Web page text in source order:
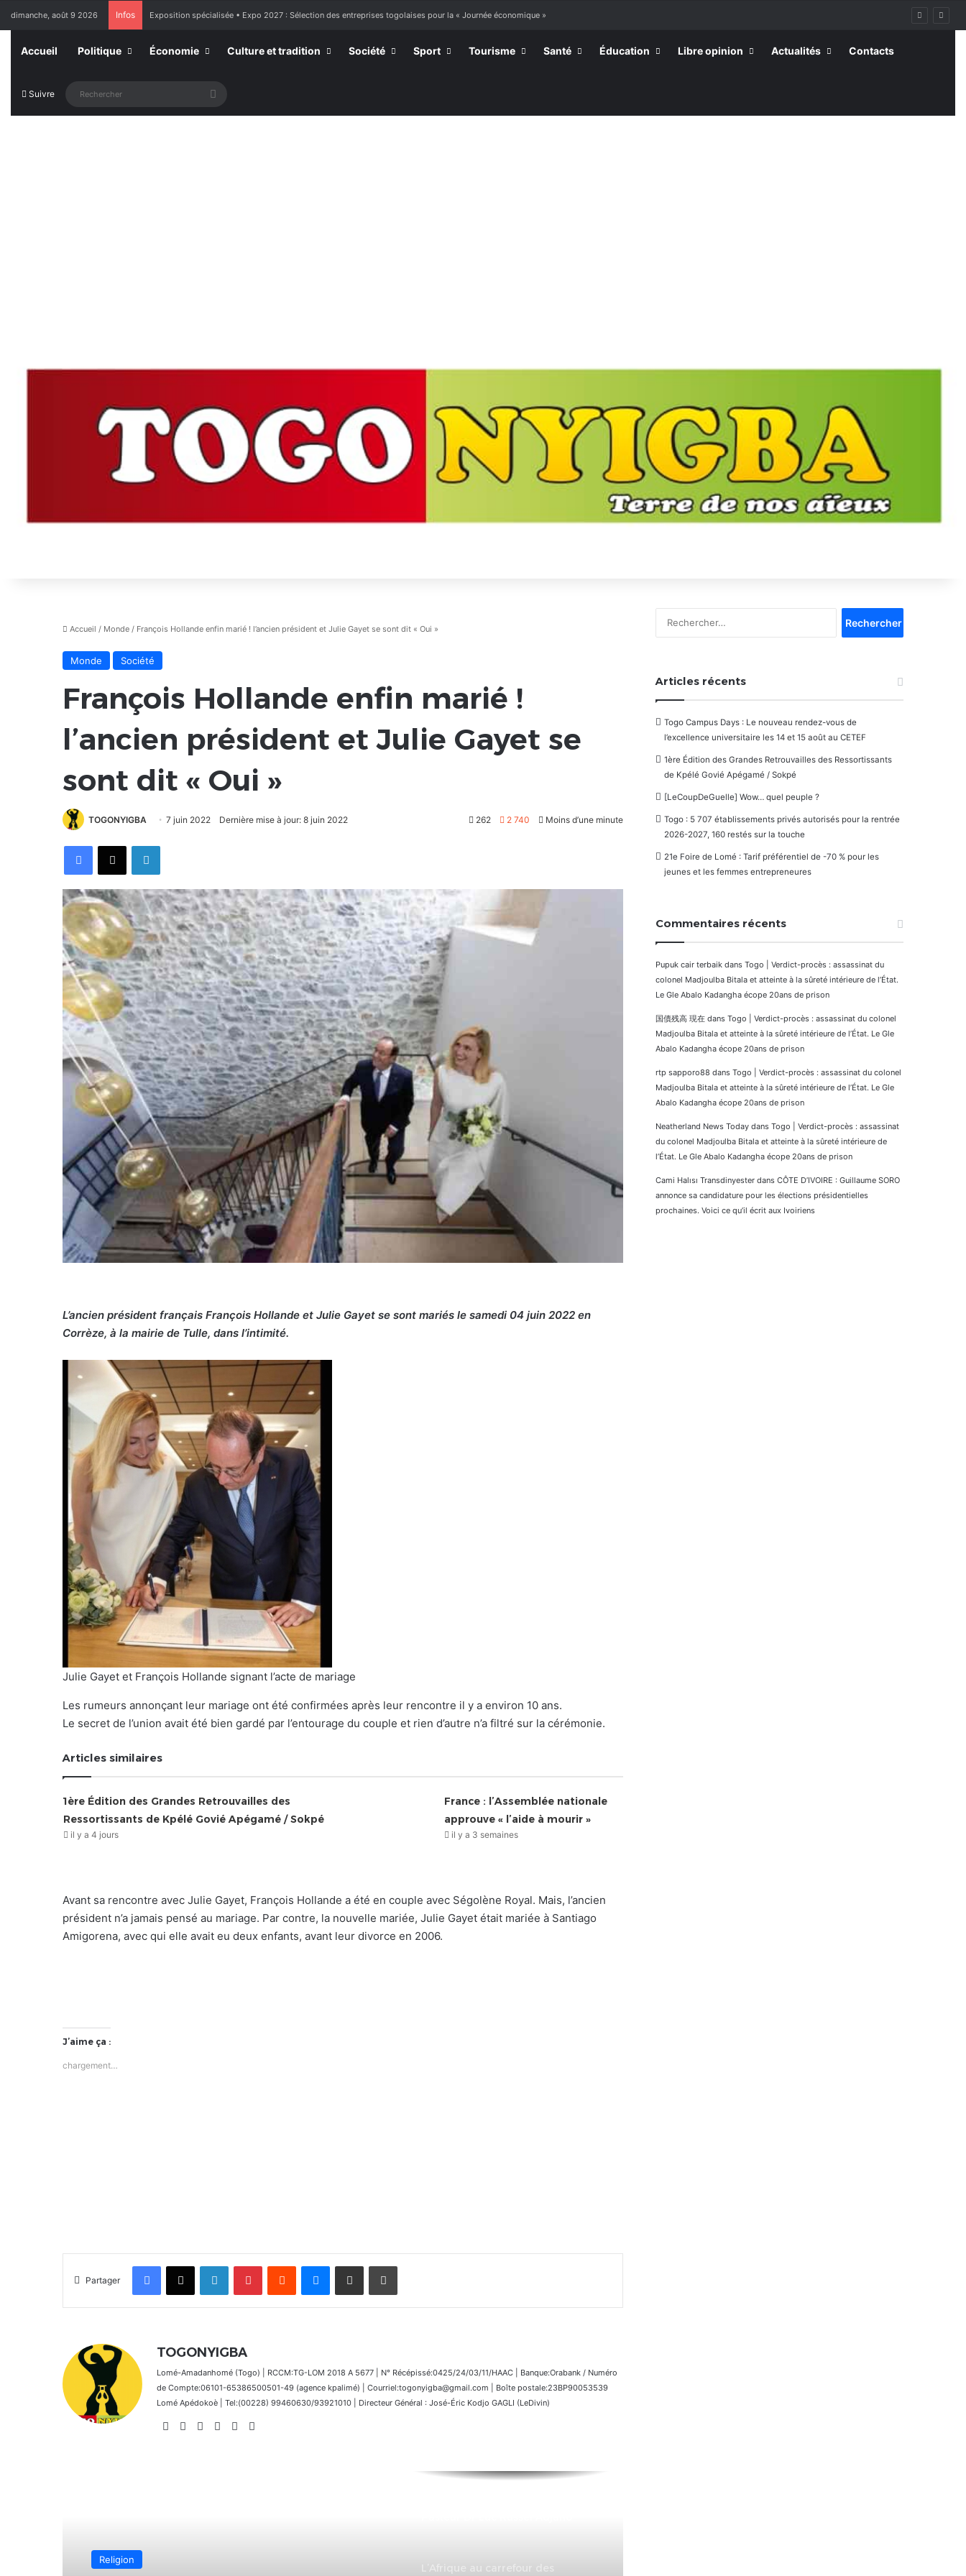
dimanche, août 9 2026 Infos France : l’Assemblée nationale approuve « l’aide à mourir »
Accueil Politique Économie Culture et tradition Société Sport Tourisme Santé Éducation Libre opinion Actualités Contacts
Suivre Rechercher
Accueil / Monde / François Hollande enfin marié ! l’ancien président et Julie Gayet se sont dit « Oui »
Monde Société
François Hollande enfin marié !
l’ancien président et Julie Gayet se
sont dit « Oui »
TOGONYIGBA 7 juin 2022 Dernière mise à jour: 8 juin 2022 262 2 740 Moins d’une minute
FacebookX Linkedin
L’ancien président français François Hollande et Julie Gayet se sont mariés le samedi 04 juin 2022 en
Corrèze, à la mairie de Tulle, dans l’intimité.
Julie Gayet et François Hollande signant l’acte de mariage
Les rumeurs annonçant leur mariage ont été confirmées après leur rencontre il y a environ 10 ans.
Le secret de l’union avait été bien gardé par l’entourage du couple et rien d’autre n’a filtré sur la cérémonie.
Articles similaires
1ère Édition des Grandes Retrouvailles des
Ressortissants de Kpélé Govié Apégamé / Sokpé
il y a 4 jours
France : l’Assemblée nationale
approuve « l’aide à mourir »
il y a 3 semaines
Avant sa rencontre avec Julie Gayet, François Hollande a été en couple avec Ségolène Royal. Mais, l’ancien
président n’a jamais pensé au mariage. Par contre, la nouvelle mariée, Julie Gayet était mariée à Santiago
Amigorena, avec qui elle avait eu deux enfants, avant leur divorce en 2006.
J’aime ça :
chargement…
Partager
FacebookX Linkedin PinterestReddit MessengerPartager par email Imprimer
TOGONYIGBA
Lomé-Amadanhomé (Togo) | RCCM:TG-LOM 2018 A 5677 | N° Récépissé:0425/24/03/11/HAAC | Banque:Orabank / Numéro
de Compte:06101-65386500501-49 (agence kpalimé) | Courriel:togonyigba@gmail.com | Boîte postale:23BP90053539
Lomé Apédokoè | Tel:(00228) 99460630/93921010 | Directeur Général : José-Éric Kodjo GAGLI (LeDivin)
WebsiteFacebook
X LinkedinInstagram
Afrique
L’Afrique au carrefour des
Articles récents
Togo Campus Days : Le nouveau rendez-vous de
l’excellence universitaire les 14 et 15 août au CETEF
1ère Édition des Grandes Retrouvailles des Ressortissants
de Kpélé Govié Apégamé / Sokpé
[LeCoupDeGuelle] Wow… quel peuple ?
Togo : 5 707 établissements privés autorisés pour la rentrée
2026-2027, 160 restés sur la touche
21e Foire de Lomé : Tarif préférentiel de -70 % pour les
jeunes et les femmes entrepreneures
Commentaires récents
Pupuk cair terbaik dans Togo | Verdict-procès : assassinat du
colonel Madjoulba Bitala et atteinte à la sûreté intérieure de l’État.
Le Gle Abalo Kadangha écope 20ans de prison
国債残高 現在 dans Togo | Verdict-procès : assassinat du colonel
Madjoulba Bitala et atteinte à la sûreté intérieure de l’État. Le Gle
Abalo Kadangha écope 20ans de prison
rtp sapporo88 dans Togo | Verdict-procès : assassinat du colonel
Madjoulba Bitala et atteinte à la sûreté intérieure de l’État. Le Gle
Abalo Kadangha écope 20ans de prison
Neatherland News Today dans Togo | Verdict-procès : assassinat
du colonel Madjoulba Bitala et atteinte à la sûreté intérieure de
l’État. Le Gle Abalo Kadangha écope 20ans de prison
Cami Halısı Transdinyester dans CÔTE D’IVOIRE : Guillaume SORO
annonce sa candidature pour les élections présidentielles
prochaines. Voici ce qu’il écrit aux Ivoiriens